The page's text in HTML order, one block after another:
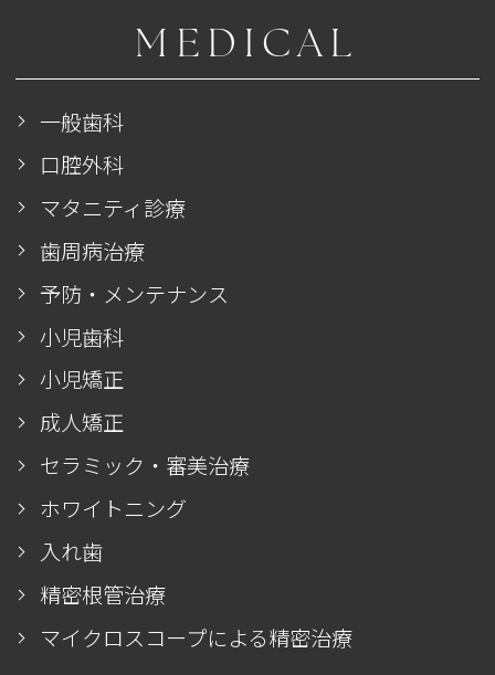
MEDICAL
一般歯科
口腔外科
マタニティ診療
歯周病治療
予防・メンテナンス
小児歯科
小児矯正
成人矯正
セラミック・審美治療
ホワイトニング
入れ歯
精密根管治療
マイクロスコープによる精密治療